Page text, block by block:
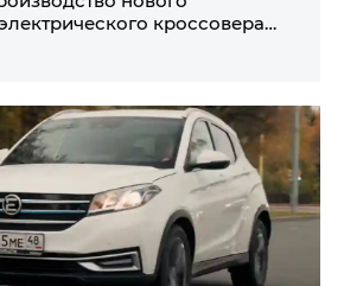
кроссовера